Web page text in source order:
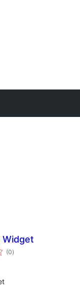
Widget
(0загальний
рейтинг
)